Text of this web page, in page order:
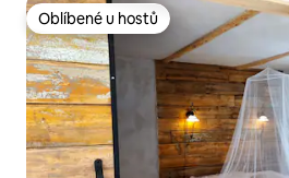
Oblíbené u hostů
Oblíbené u hostů